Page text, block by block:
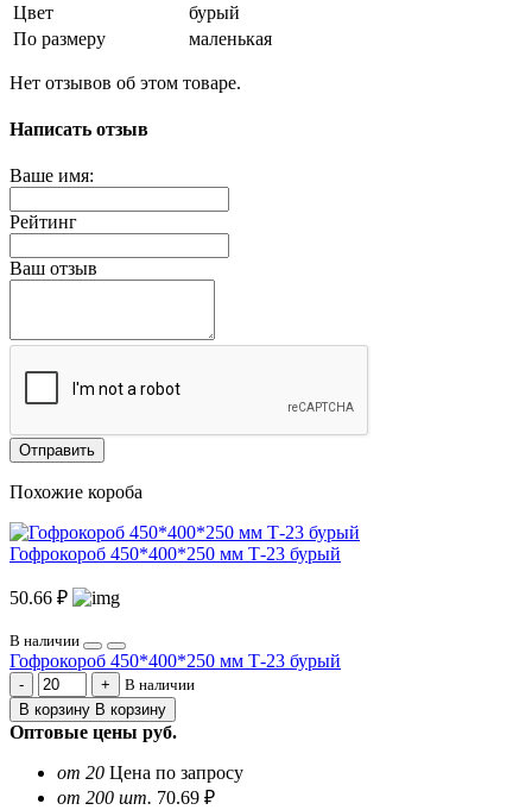
Цвет
бурый
По размеру
маленькая
Нет отзывов об этом товаре.
Написать отзыв
Ваше имя:
Рейтинг
Ваш отзыв
Отправить
Похожие короба
Гофрокороб 450*400*250 мм Т-23 бурый
50.66 ₽
В наличии
Гофрокороб 450*400*250 мм Т-23 бурый
В наличии
В корзину В корзину
Оптовые цены руб.
от 20 Цена по запросу
от 200 шт. 70.69 ₽